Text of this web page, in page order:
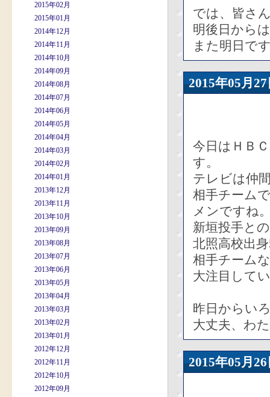
2015年02月
2015年01月
2014年12月
2014年11月
2014年10月
2014年09月
2014年08月
2014年07月
2014年06月
2014年05月
2014年04月
2014年03月
2014年02月
2014年01月
2013年12月
2013年11月
2013年10月
2013年09月
2013年08月
2013年07月
2013年06月
2013年05月
2013年04月
2013年03月
2013年02月
2013年01月
2012年12月
2012年11月
2012年10月
2012年09月
では、皆さ
明後日から
また明日で
2015年05
今日はＨＢ
す。
テレビは仲
相手チーム
メンですね
新垣投手と
北照高校出
相手チーム
大注目して
昨日からい
大丈夫、わ
2015年05